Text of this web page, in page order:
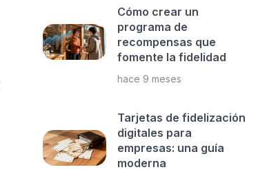
Cómo crear un
programa de
recompensas que
fomente la fidelidad
hace 9 meses
Tarjetas de fidelización
digitales para
empresas: una guía
moderna